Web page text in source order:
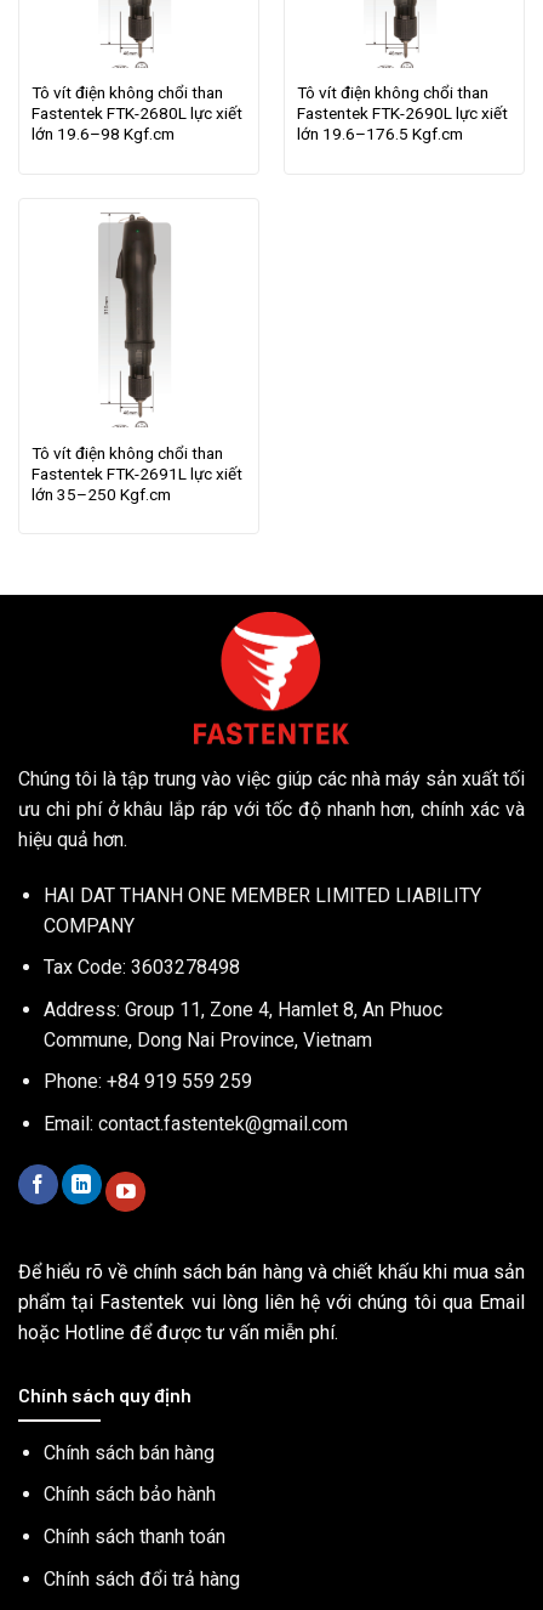
Tô vít điện không chổi than
Fastentek FTK-2680L lực xiết
lớn 19.6–98 Kgf.cm
Tô vít điện không chổi than
Fastentek FTK-2690L lực xiết
lớn 19.6–176.5 Kgf.cm
Tô vít điện không chổi than
Fastentek FTK-2691L lực xiết
lớn 35–250 Kgf.cm
Chúng tôi là tập trung vào việc giúp các nhà máy sản xuất tối
ưu chi phí ở khâu lắp ráp với tốc độ nhanh hơn, chính xác và
hiệu quả hơn.
HAI DAT THANH ONE MEMBER LIMITED LIABILITY
COMPANY
Tax Code: 3603278498
Address: Group 11, Zone 4, Hamlet 8, An Phuoc
Commune, Dong Nai Province, Vietnam
Phone: +84 919 559 259
Email: contact.fastentek@gmail.com
Để hiểu rõ về chính sách bán hàng và chiết khấu khi mua sản
phẩm tại Fastentek vui lòng liên hệ với chúng tôi qua Email
hoặc Hotline để được tư vấn miễn phí.
Chính sách quy định
Chính sách bán hàng
Chính sách bảo hành
Chính sách thanh toán
Chính sách đổi trả hàng